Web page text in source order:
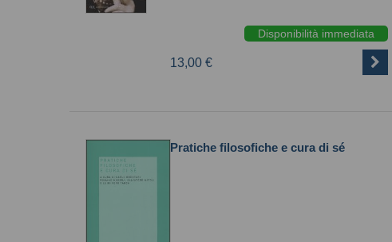
Disponibilità immediata
13,00 €
Pratiche filosofiche e cura di sé